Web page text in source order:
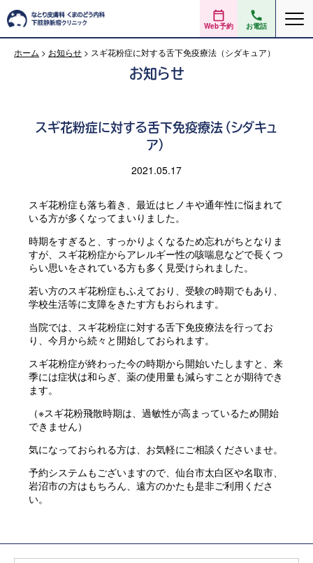
Web予約 お電話
ホーム > お知らせ > スギ花粉症に対する舌下免疫療法（シダキュア）
お知らせ
スギ花粉症に対する舌下免疫療法（シダキュ
ア）
2021.05.17
スギ花粉症も落ち着き、最近はヒノキや通年性に悩まれて
いる方が多くなってまいりました。
時期をすぎると、すっかりよくなるため忘れがちとなりま
すが、スギ花粉症からアレルギー性の咳喘息などで長くつ
らい思いをされている方も多く見受けられました。
若い方のスギ花粉症もふえており、受験の時期でもあり、
学校生活等に支障をきたす方もおられます。
当院では、スギ花粉症に対する舌下免疫療法を行ってお
り、今月から続々と開始しておられます。
スギ花粉症が終わった今の時期から開始いたしますと、来
季には症状は和らぎ、薬の使用量も減らすことが期待でき
ます。
（※スギ花粉飛散時期は、過敏性が高まっているため開始
できません）
気になっておられる方は、お気軽にご相談くださいませ。
予約システムもございますので、仙台市太白区や名取市、
岩沼市の方はもちろん、遠方のかたも是非ご利用くださ
い。